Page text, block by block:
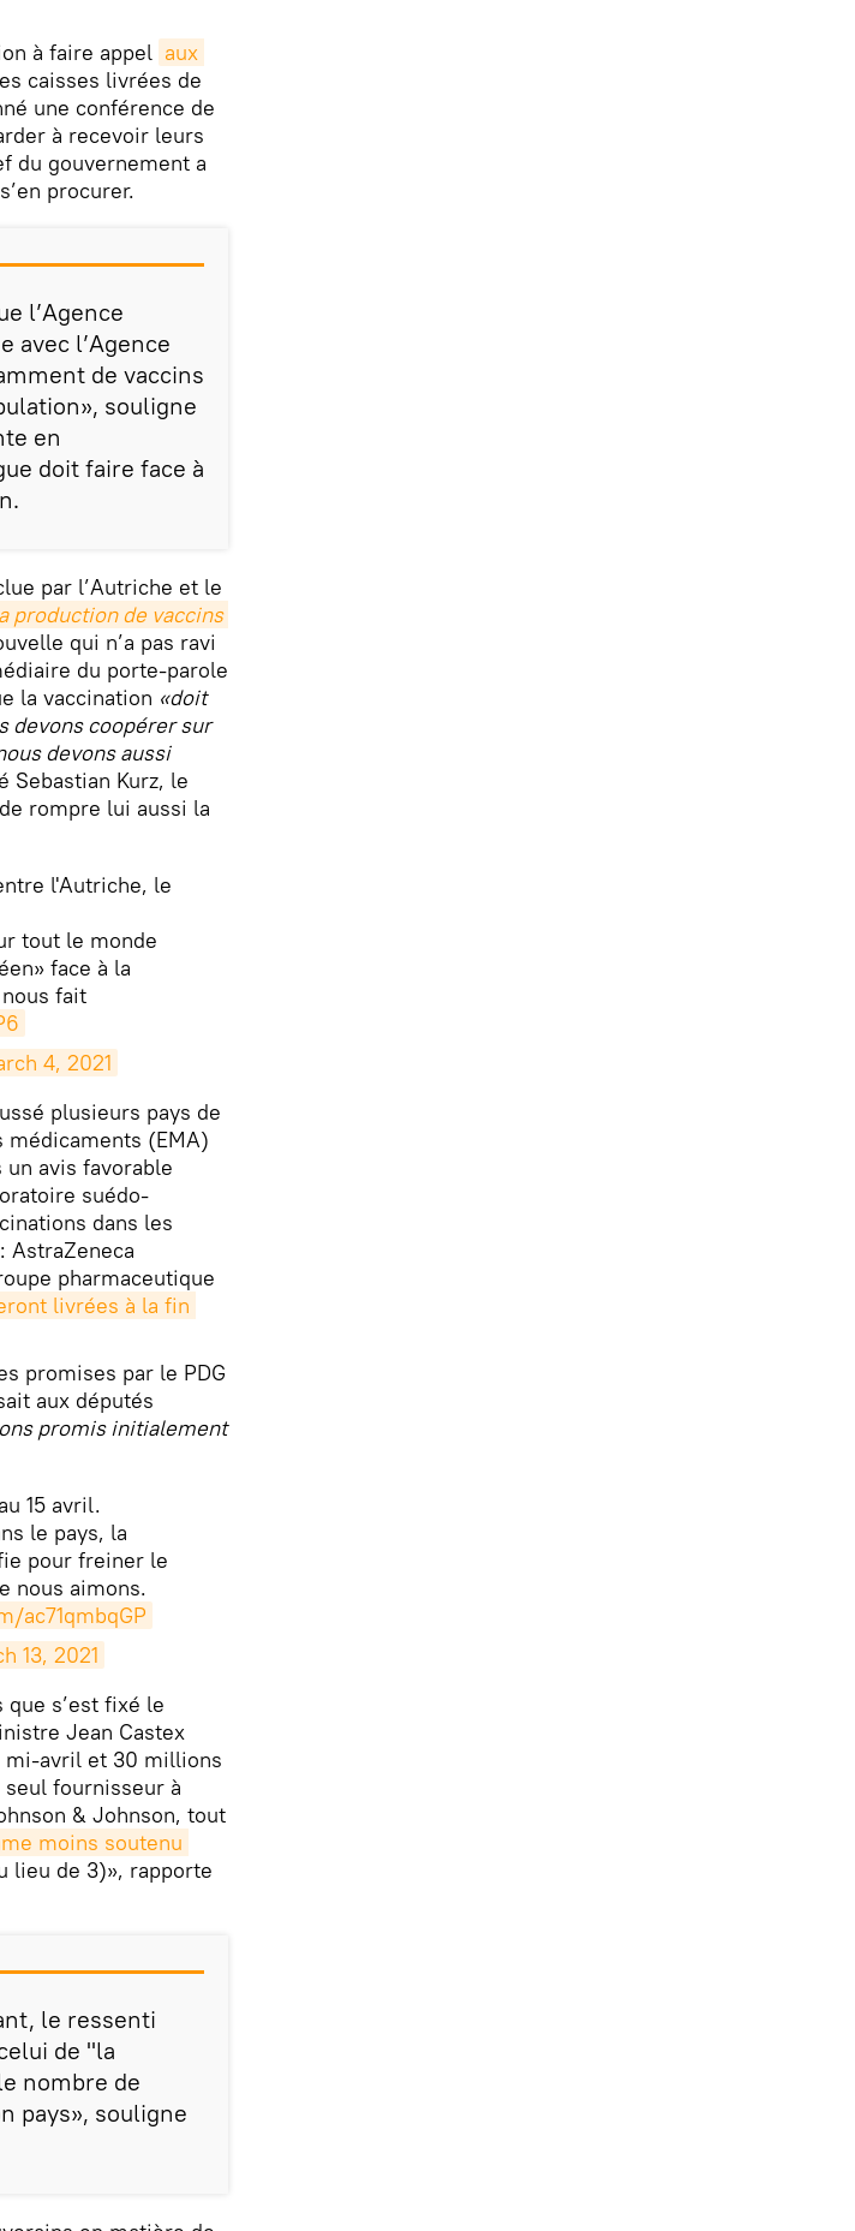
à faire appel aux
caisses livrées de
une conférence de
à recevoir leurs
du gouvernement a
procurer.
l’Agence
avec l’Agence
de vaccins
souligne
en
doit faire face à
par l’Autriche et le
production de vaccins
qui n’a pas ravi
du porte-parole
la vaccination «doit
devons coopérer sur
devons aussi
Sebastian Kurz, le
rompre lui aussi la
l'Autriche, le
tout le monde
face à la
fait
4, 2021
plusieurs pays de
médicaments (EMA)
avis favorable
suédo-
dans les
AstraZeneca
pharmaceutique
livrées à la fin
promises par le PDG
aux députés
promis initialement
15 avril.
le pays, la
pour freiner le
nous aimons.
ac71qmbqGP
13, 2021
s’est fixé le
Jean Castex
mi-avril et 30 millions
seul fournisseur à
& Johnson, tout
moins soutenu
lieu de 3)», rapporte
le ressenti
de "la
nombre de
pays», souligne